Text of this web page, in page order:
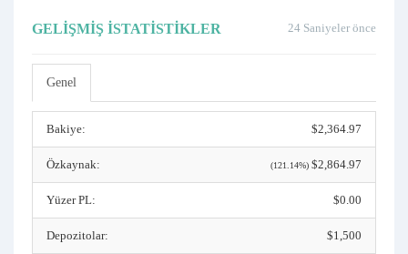
24 Saniyeler önce
GELIŞMIŞ İSTATISTIKLER
Genel
Bakiye: $2,364.97
Özkaynak: (121.14%) $2,864.97
Yüzer PL: $0.00
Depozitolar: $1,500